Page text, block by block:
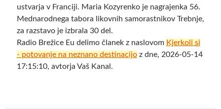
ustvarja v Franciji. Maria Kozyrenko je nagrajenka 56.
Mednarodnega tabora likovnih samorastnikov Trebnje,
za razstavo je izbrala 30 del.
Radio Brežice Eu delimo članek z naslovom Kjerkoli si
- potovanje na neznano destinacijoz dne, 2026-05-14
17:15:10, avtorja Vaš Kanal.